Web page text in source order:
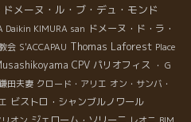
ドメーヌ・ル・ブ・デュ・モンド
Daikin KIMURA san ドメーヌ・ド・ラ・
会 S'ACCAPAU Thomas Laforest Place
CPV パリオフィス
・ G
田夫妻 クロード・アリエ オン・サンバ・
ビストロ・シャンブルノワール